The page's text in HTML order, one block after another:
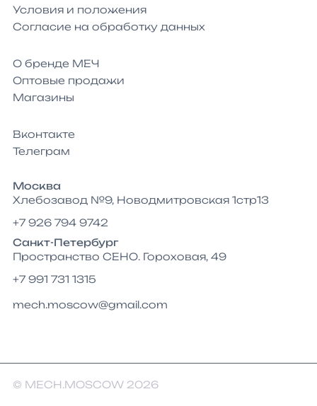
Условия и положения
Согласие на обработку данных
О бренде МЕЧ
Оптовые продажи
Магазины
Вконтакте
Телеграм
Москва
Хлебозавод №9, Новодмитровская 1стр13
+7 926 794 9742
Санкт-Петербург
Пространство СЕНО. Гороховая, 49
+7 991 731 1315
mech.moscow@gmail.com
© MECH.MOSCOW 2026